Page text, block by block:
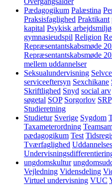
Pædagogikum Palæstina
Praksisfaglighed Praktikant
kapital Psykisk arbejdsmiljø
gymnasieudspil Religion
Repræsentantskabsmøde
Repræsentantskabsmøde
mellem uddannelser
Seksualundervisning
serviceeftersyn Sexchikane
Skriftlighed Snyd social arv
søgetal SOP Sorgorlov SRP
Studieretning
Studietur Sverige Sygdom
Taxameterordning
pædagogikum Test
Tværfaglighed
ungdomskultur
Vejledning Vidensdeling
Virtuel undervisning VUC